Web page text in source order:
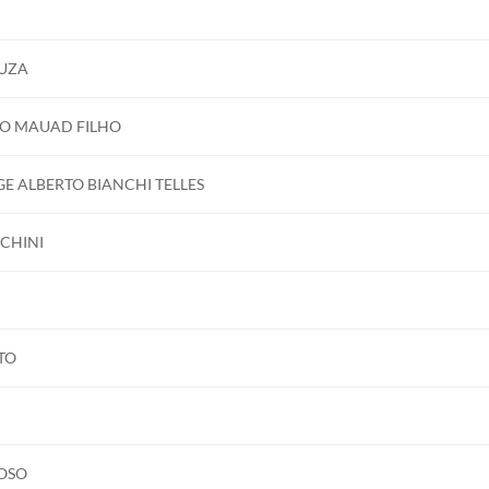
valor do curso;
bancária.
MAUAD FILHO
ALBERTO BIANCHI TELLES